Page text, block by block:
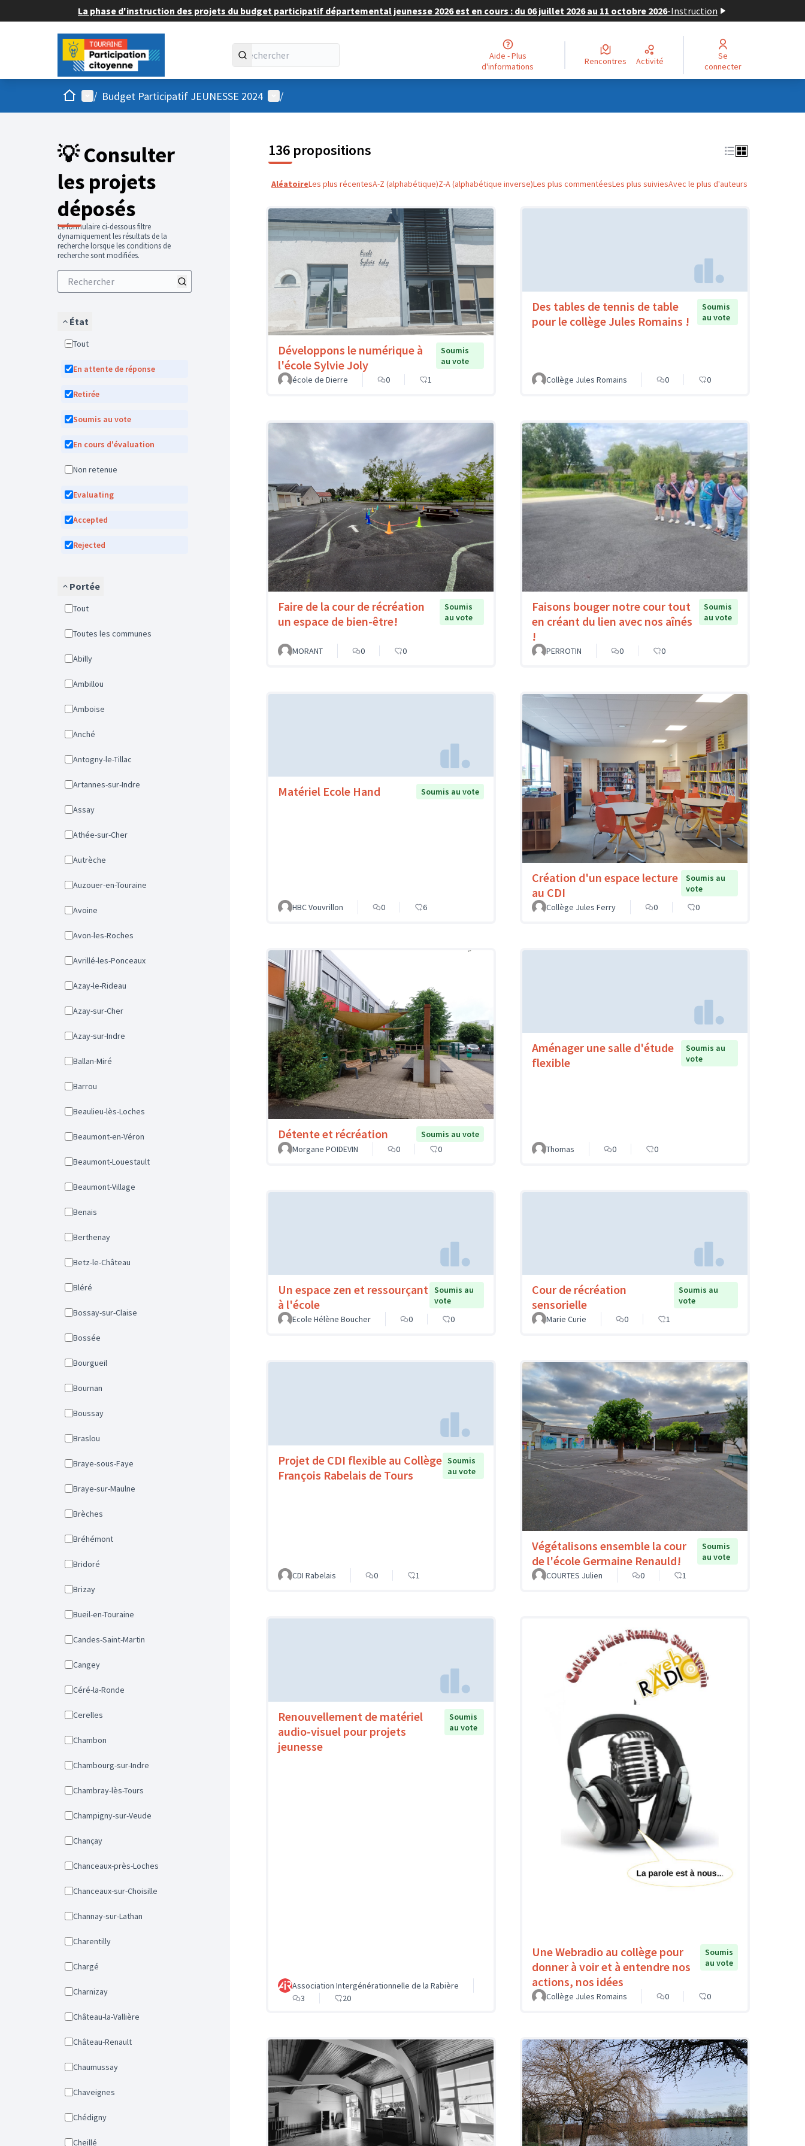
La phase d'instruction des projets du budget participatif départemental jeunesse 2026 est en cours : du 06 juillet 2026 au 11 octobre 2026-Instruction
Aide - Plus
d'informations
Rencontres Activité
Se
connecter
AccueilMenu principal
/ Budget Participatif JEUNESSE 2024 Menu utilisateur
/
💡 Consulter
les projets
déposés
Le formulaire ci-dessous filtre
dynamiquement les résultats de la
recherche lorsque les conditions de
recherche sont modifiées.
État
Tout
En attente de réponse
Retirée
Soumis au vote
En cours d'évaluation
Non retenue
Evaluating
Accepted
Rejected
Portée
Tout
Toutes les communes
Abilly
Ambillou
Amboise
Anché
Antogny-le-Tillac
Artannes-sur-Indre
Assay
Athée-sur-Cher
Autrèche
Auzouer-en-Touraine
Avoine
Avon-les-Roches
Avrillé-les-Ponceaux
Azay-le-Rideau
Azay-sur-Cher
Azay-sur-Indre
Ballan-Miré
Barrou
Beaulieu-lès-Loches
Beaumont-en-Véron
Beaumont-Louestault
Beaumont-Village
Benais
Berthenay
Betz-le-Château
Bléré
Bossay-sur-Claise
Bossée
Bourgueil
Bournan
Boussay
Braslou
Braye-sous-Faye
Braye-sur-Maulne
Brèches
Bréhémont
Bridoré
Brizay
Bueil-en-Touraine
Candes-Saint-Martin
Cangey
Céré-la-Ronde
Cerelles
Chambon
Chambourg-sur-Indre
Chambray-lès-Tours
Champigny-sur-Veude
Chançay
Chanceaux-près-Loches
Chanceaux-sur-Choisille
Channay-sur-Lathan
Charentilly
Chargé
Charnizay
Château-la-Vallière
Château-Renault
Chaumussay
Chaveignes
Chédigny
Cheillé
136 propositions
AléatoireLes plus récentesA-Z (alphabétique)Z-A (alphabétique inverse)Les plus commentéesLes plus suiviesAvec le plus d'auteurs
Développons le numérique à
l'école Sylvie Joly
Soumis
au vote
école de Dierre
0 1
Des tables de tennis de table
pour le collège Jules Romains !
Soumis
au vote
Collège Jules Romains 0 0
Faire de la cour de récréation
un espace de bien-être!
Soumis
au vote
MORANT 0 0
Faisons bouger notre cour tout
en créant du lien avec nos aînés
!
Soumis
au vote
PERROTIN 0 0
Matériel Ecole Hand Soumis au vote
HBC Vouvrillon 0 6
Création d'un espace lecture
au CDI
Soumis au
vote
Collège Jules Ferry
0 0
Détente et récréation
Soumis au vote
Morgane POIDEVIN
0 0
Aménager une salle d'étude
flexible
Soumis au
vote
Thomas 0 0
Un espace zen et ressourçant
à l'école
Soumis au
vote
Ecole Hélène Boucher
0 0
Cour de récréation
sensorielle
Soumis au
vote
Marie Curie
0 1
Projet de CDI flexible au Collège
François Rabelais de Tours
Soumis
au vote
CDI Rabelais 0 1
Végétalisons ensemble la cour
de l'école Germaine Renauld!
Soumis
au vote
COURTES Julien
0 1
Renouvellement de matériel
audio-visuel pour projets
jeunesse
Soumis
au vote
Association Intergénérationnelle de la Rabière
3
20
Une Webradio au collège pour
donner à voir et à entendre nos
actions, nos idées
Soumis
au vote
Collège Jules Romains 0 0